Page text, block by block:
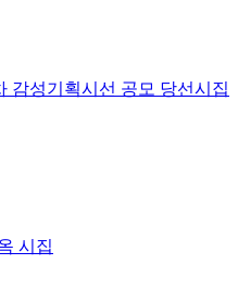
감성기획시선 공모 당선시집
시집